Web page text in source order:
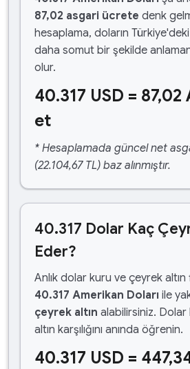
87,02 asgari ücrete denk
hesaplama, doların
daha somut bir şekilde
olur.
40.317 USD =
et
* Hesaplamada güncel net
(22.104,67 TL) baz alınmıştır.
40.317 Dolar Kaç
Eder?
Anlık dolar kuru ve çeyrek
40.317 Amerikan Doları ile
çeyrek altın alabilirsiniz. Dolar
altın karşılığını anında öğrenin.
40.317 USD =